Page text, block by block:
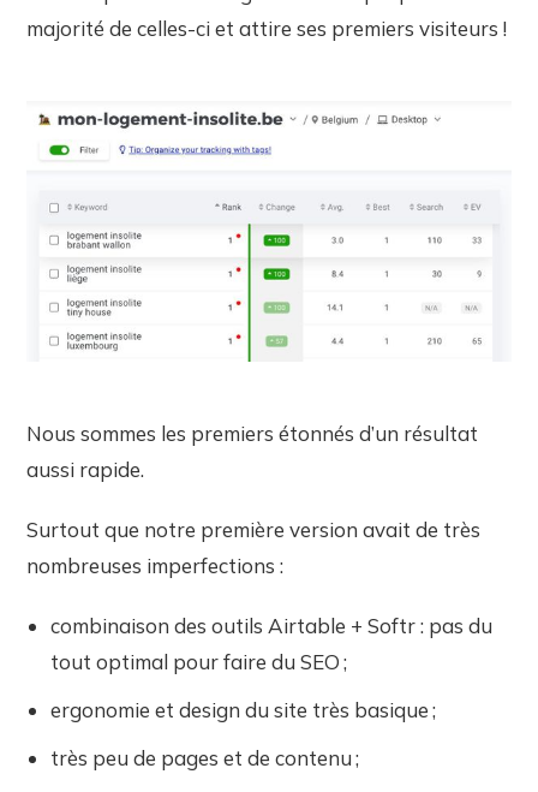
majorité de celles-ci et attire ses premiers visiteurs !
Nous sommes les premiers étonnés d’un résultat
aussi rapide.
Surtout que notre première version avait de très
nombreuses imperfections :
combinaison des outils Airtable + Softr : pas du
tout optimal pour faire du SEO ;
ergonomie et design du site très basique ;
très peu de pages et de contenu ;